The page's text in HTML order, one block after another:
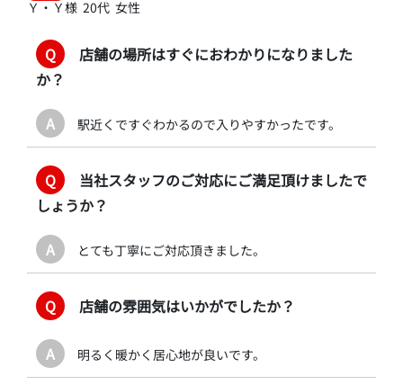
Ｙ・Ｙ様 20代 女性
Q
店舗の場所はすぐにおわかりになりました
か？
A 駅近くですぐわかるので入りやすかったです。
Q
当社スタッフのご対応にご満足頂けましたで
しょうか？
A とても丁寧にご対応頂きました。
Q 店舗の雰囲気はいかがでしたか？
A 明るく暖かく居心地が良いです。